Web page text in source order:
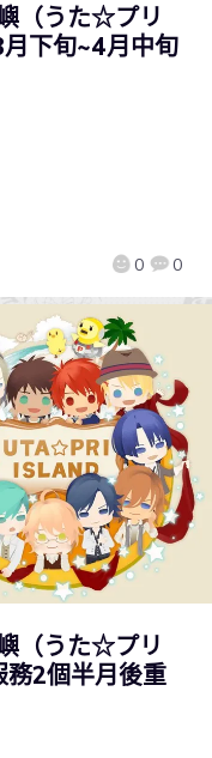
（うた☆プリ
下旬~4月中旬
0 0
（うた☆プリ
務2個半月後重